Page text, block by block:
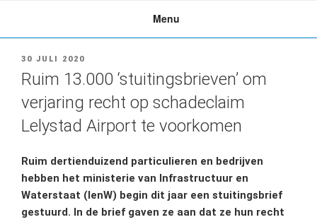
de
inhoud
Menu
GEPLAATST
OP
30 JULI 2020
Ruim 13.000 ‘stuitingsbrieven’ om
verjaring recht op schadeclaim
Lelystad Airport te voorkomen
Ruim dertienduizend particulieren en bedrijven
hebben het ministerie van Infrastructuur en
Waterstaat (IenW) begin dit jaar een stuitingsbrief
gestuurd. In de brief gaven ze aan dat ze hun recht